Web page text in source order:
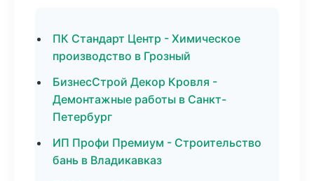
ПК Стандарт Центр - Химическое
производство в Грозный
БизнесСтрой Декор Кровля -
Демонтажные работы в Санкт-
Петербург
ИП Профи Премиум - Строительство
бань в Владикавказ